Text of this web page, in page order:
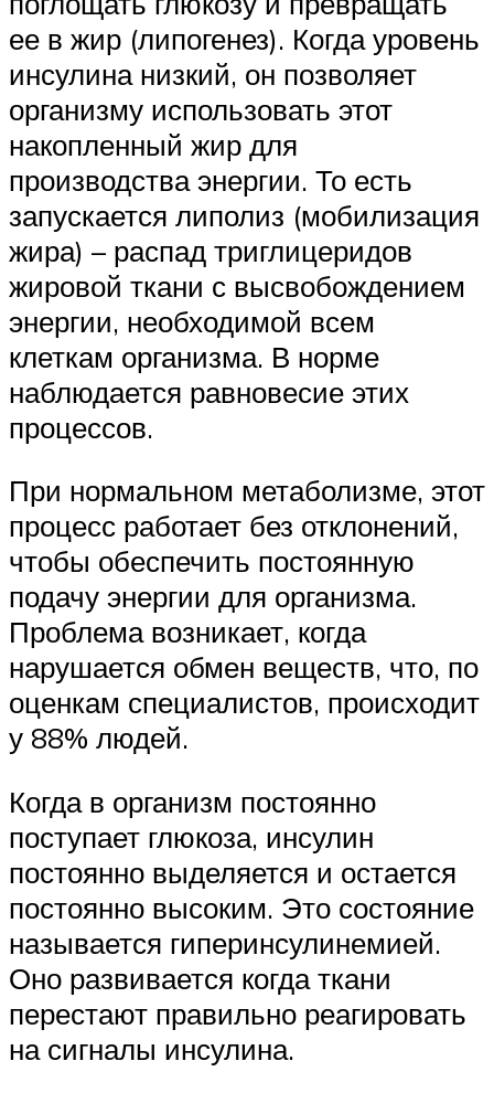
ее в жир (липогенез). Когда уровень
инсулина низкий, он позволяет
организму использовать этот
накопленный жир для
производства энергии. То есть
запускается липолиз (мобилизация
жира) – распад триглицеридов
жировой ткани с высвобождением
энергии, необходимой всем
клеткам организма. В норме
наблюдается равновесие этих
процессов.
При нормальном метаболизме, этот
процесс работает без отклонений,
чтобы обеспечить постоянную
подачу энергии для организма.
Проблема возникает, когда
нарушается обмен веществ, что, по
оценкам специалистов, происходит
у 88% людей.
Когда в организм постоянно
поступает глюкоза, инсулин
постоянно выделяется и остается
постоянно высоким. Это состояние
называется гиперинсулинемией.
Оно развивается когда ткани
перестают правильно реагировать
на сигналы инсулина.